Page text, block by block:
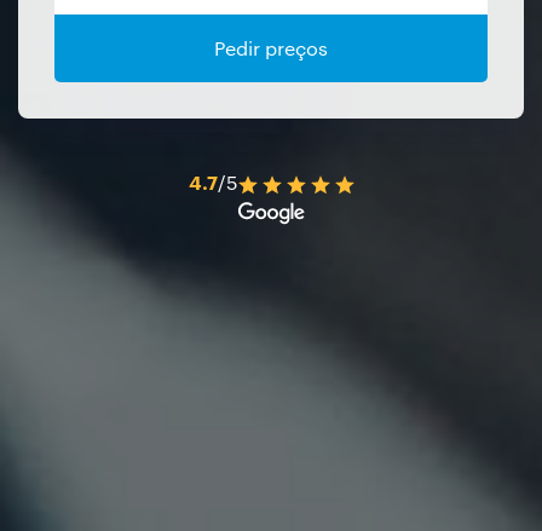
Pedir preços
4.7/5